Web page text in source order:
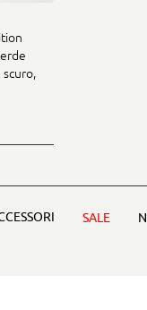
SALE